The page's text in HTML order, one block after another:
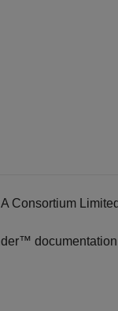
Consortium